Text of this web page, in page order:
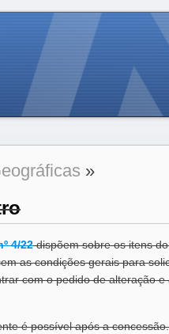
»
4/22dispõem sobre os itens
as condições gerais para
com o pedido de alteração
é possível após a